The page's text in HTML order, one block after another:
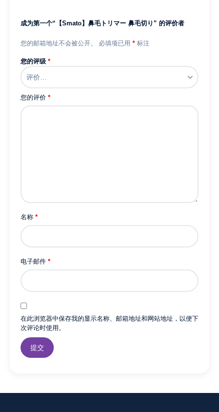
成为第一个“【Smato】鼻毛トリマー 鼻毛切り” 的评价者
您的邮箱地址不会被公开。 必填项已用 * 标注
您的评级 *
您的评价 *
名称 *
电子邮件 *
在此浏览器中保存我的显示名称、邮箱地址和网站地址，以便下
次评论时使用。